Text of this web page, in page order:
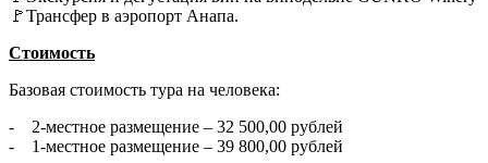
🚩Трансфер в аэропорт Анапа.
Стоимость
Базовая стоимость тура на человека:
- 2-местное размещение – 32 500,00 рублей
- 1-местное размещение – 39 800,00 рублей